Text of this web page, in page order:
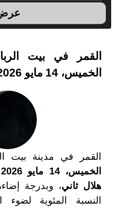
القمر في بيت
الخميس، 14 مايو 2026
القمر في مدينة بيت
الخميس، 14 مايو 2026
هلال ثاني
النسبة المئوية